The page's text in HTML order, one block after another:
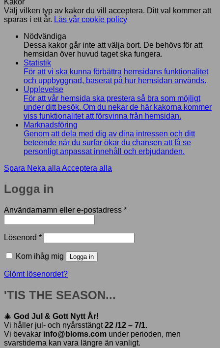
Välj vilken typ av kakor du vill acceptera. Ditt val kommer att
sparas i ett år. Läs vår cookie policy
Nödvändiga
Dessa kakor går inte att välja bort. De behövs för att
hemsidan över huvud taget ska fungera.
Statistik
För att vi ska kunna förbättra hemsidans funktionalitet
och uppbyggnad, baserat på hur hemsidan används.
Upplevelse
För att vår hemsida ska prestera så bra som möjligt
under ditt besök. Om du nekar de här kakorna kommer
viss funktionalitet att försvinna från hemsidan.
Marknadsföring
Genom att dela med dig av dina intressen och ditt
beteende när du surfar ökar du chansen att få se
personligt anpassat innehåll och erbjudanden.
Spara Neka alla Acceptera alla
Logga in
Användarnamn eller e-postadress *Obligatoriskt
Lösenord *Obligatoriskt
Kom ihåg mig Logga in
Glömt lösenordet?
'TIS THE SEASON...
🎄 God Jul & Gott Nytt År!
Vi håller jul- och nyårsstängt22 /12 – 7/1.
Vi bevakar info@bloms.com under perioden, men
svarstiderna kan vara längre än vanligt.